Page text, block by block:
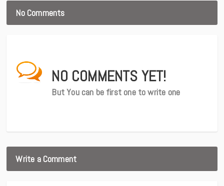
No Comments
NO COMMENTS YET!
But You can be first one to write one
Write a Comment